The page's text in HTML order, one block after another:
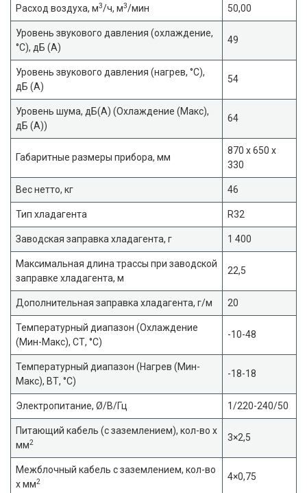
Расход воздуха, м3/ч, м3/мин 50,00
Уровень звукового давления (охлаждение,
°С), дБ (А)
49
Уровень звукового давления (нагрев, °С),
дБ (А)
54
Уровень шума, дБ(A) (Охлаждение (Макс),
дБ (А))
64
Габаритные размеры прибора, мм
870 x 650 x
330
Вес нетто, кг 46
Тип хладагента R32
Заводская заправка хладагента, г 1 400
Максимальная длина трассы при заводской
заправке хладагента, м
22,5
Дополнительная заправка хладагента, г/м 20
Температурный диапазон (Охлаждение
(Мин-Макс), СТ, °C)
-10-48
Температурный диапазон (Нагрев (Мин-
Макс), ВТ, °C)
-18-18
Электропитание, Ø/В/Гц 1/220-240/50
Питающий кабель (с заземлением), кол-во х
мм2 3×2,5
Межблочный кабель с заземлением, кол-во
х мм2 4×0,75